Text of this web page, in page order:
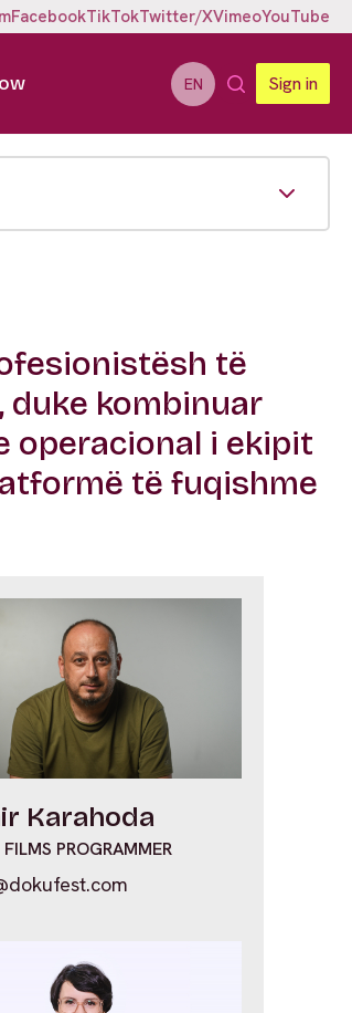
FacebookTikTokTwitter/XVimeoYouTube
EN Sign in
të
kombinuar
operacional i ekipit
të fuqishme
Karahoda
PROGRAMMER